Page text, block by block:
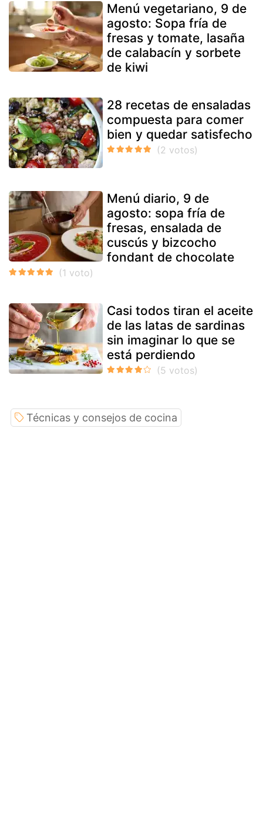
Menú vegetariano, 9 de
agosto: Sopa fría de
fresas y tomate, lasaña
de calabacín y sorbete
de kiwi
28 recetas de ensaladas
compuesta para comer
bien y quedar satisfecho
Menú diario, 9 de
agosto: sopa fría de
fresas, ensalada de
cuscús y bizcocho
fondant de chocolate
Casi todos tiran el aceite
de las latas de sardinas
sin imaginar lo que se
está perdiendo
Técnicas y consejos de cocina